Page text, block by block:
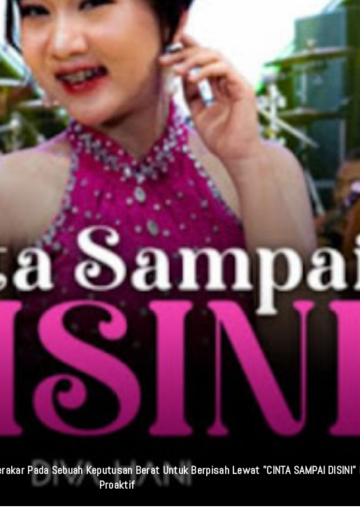
Wasidik Ditreskrimum Diduga Permainkan Masyarakat Kecil Yang Mencari Keadilan